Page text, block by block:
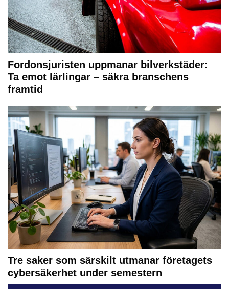
Fordonsjuristen uppmanar bilverkstäder:
Ta emot lärlingar – säkra branschens
framtid
Tre saker som särskilt utmanar företagets
cybersäkerhet under semestern